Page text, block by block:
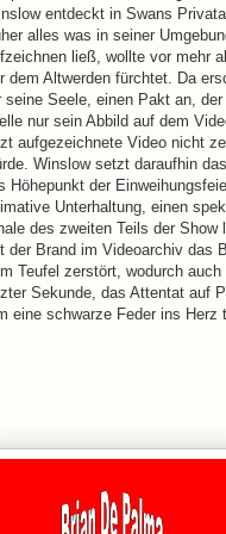
entdeckt in Swans
alles was in seiner
ließ, wollte vor mehr
dem Altwerden fürchtet. Da
seine Seele, einen Pakt an,
nur sein Abbild auf dem
aufgezeichnete Video nicht
Winslow setzt daraufhin
Höhepunkt der
Unterhaltung, einen
des zweiten Teils der
der Brand im Videoarchiv das
Teufel zerstört, wodurch
Sekunde, das Attentat auf
eine schwarze Feder ins Herz